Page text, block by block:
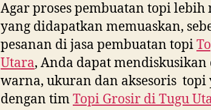
Agar proses pembuatan topi
yang didapatkan memuaskan,
pesanan di jasa pembuatan topi
Utara, Anda dapat mendiskusikan
warna, ukuran dan aksesoris
dengan timTopi Grosir diTugu